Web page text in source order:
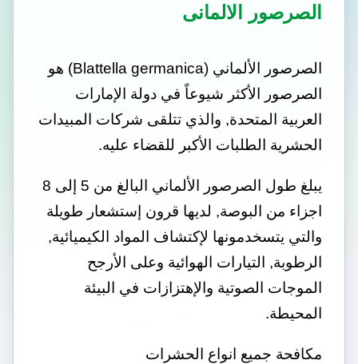
الصرصور الالمانى
الصرصور الألماني (Blattella germanica) هو
الصرصور الأكثر شيوعاً في دولة الإمارات
العربية المتحدة, والذي تتلقى شركات المبيدات
الحشرية الطلبات الأكبر للقضاء عليه.
يبلغ طول الصرصور الألماني البالغ من 5 إلى 8
اجزاء من البوصة, لديها قرون إستشعار طويلة
والتي يتسخدمونها لإكتشاف المواد الكيميائية,
الرطوبة, التيارات الهوائية وعلى الأرجح
الموجات الصوتية والإهتزازات في البيئة
المحيطة.
مكافحة جميع انواع الحشرات